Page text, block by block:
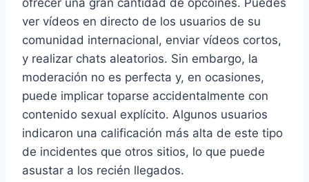
ver vídeos en directo de los usuarios de su
comunidad internacional, enviar vídeos cortos,
y realizar chats aleatorios. Sin embargo, la
moderación no es perfecta y, en ocasiones,
puede implicar toparse accidentalmente con
contenido sexual explícito. Algunos usuarios
indicaron una calificación más alta de este tipo
de incidentes que otros sitios, lo que puede
asustar a los recién llegados.